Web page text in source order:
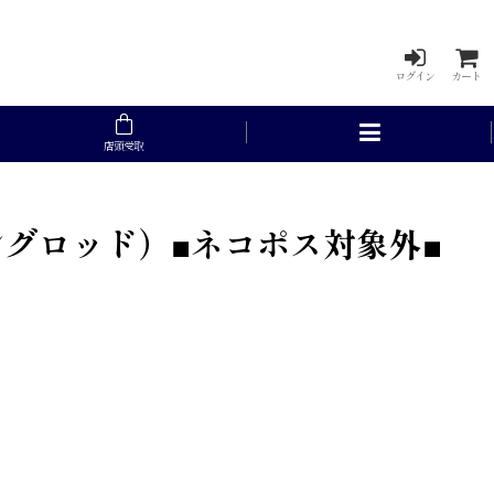
ログイン カート
店頭受取
ロッド）■ネコポス対象外■